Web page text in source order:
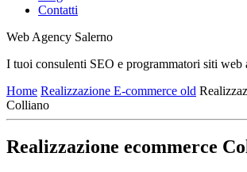
Contatti
Web Agency Salerno
I tuoi consulenti SEO e programmatori siti web
Home Realizzazione E-commerce old
Colliano
Realizzazione ecommerce